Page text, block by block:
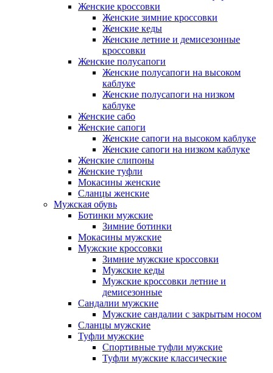
Женские кроссовки
Женские зимние кроссовки
Женские кеды
Женские летние и демисезонные
кроссовки
Женские полусапоги
Женские полусапоги на высоком
каблуке
Женские полусапоги на низком
каблуке
Женские сабо
Женские сапоги
Женские сапоги на высоком каблуке
Женские сапоги на низком каблуке
Женские слипоны
Женские туфли
Мокасины женские
Сланцы женские
Мужская обувь
Ботинки мужские
Зимние ботинки
Мокасины мужские
Мужские кроссовки
Зимние мужские кроссовки
Мужские кеды
Мужские кроссовки летние и
демисезонные
Сандалии мужские
Мужские сандалии с закрытым носом
Сланцы мужские
Туфли мужские
Спортивные туфли мужские
Туфли мужские классические